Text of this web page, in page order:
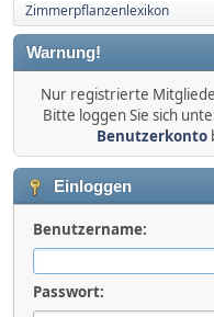
Zimmerpflanzenlexikon
Warnung!
Nur registrierte
Bitte loggen Sie sich
Benutzerkonto
Einloggen
Benutzername:
Passwort: